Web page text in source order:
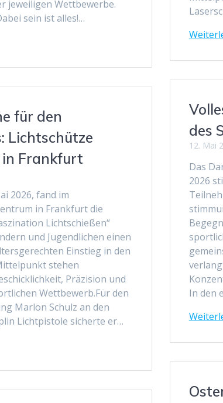
jeweiligen Wettbewerbe.
sein ist alles!…
des
12. Mai
Das
2026
In den
für den
Lichtschütze
in Frankfurt
2026, fand im
in Frankfurt die
Lichtschießen“
und Jugendlichen einen
Einstieg in den
stehen
Präzision und
Wettbewerb.Für den
Marlon Schulz an den
Lichtpistole sicherte er…